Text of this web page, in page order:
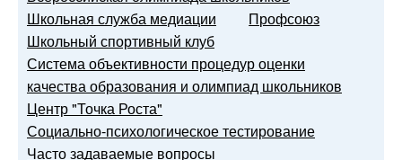
Школьная служба медиации
Профсоюз
Школьный спортивный клуб
Система объективности процедур оценки
качества образования и олимпиад школьников
Центр "Точка Роста"
Социально-психологическое тестирование
Часто задаваемые вопросы